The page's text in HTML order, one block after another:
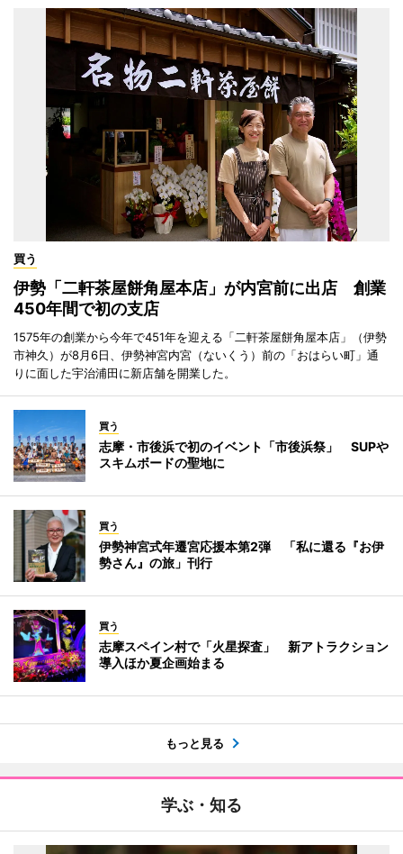
買う
伊勢「二軒茶屋餅角屋本店」が内宮前に出店 創業
450年間で初の支店
1575年の創業から今年で451年を迎える「二軒茶屋餅角屋本店」（伊勢
市神久）が8月6日、伊勢神宮内宮（ないくう）前の「おはらい町」通
りに面した宇治浦田に新店舗を開業した。
買う
志摩・市後浜で初のイベント「市後浜祭」 SUPや
スキムボードの聖地に
買う
伊勢神宮式年遷宮応援本第2弾 「私に還る『お伊
勢さん』の旅」刊行
買う
志摩スペイン村で「火星探査」 新アトラクション
導入ほか夏企画始まる
もっと見る
学ぶ・知る